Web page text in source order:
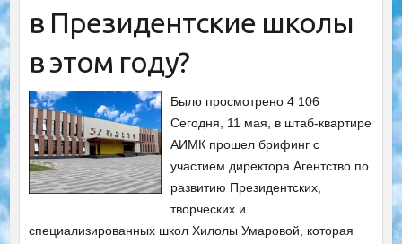
в Президентские школы
в этом году?
Было просмотрено 4 106
Сегодня, 11 мая, в штаб-квартире
АИМК прошел брифинг с
участием директора Агентство по
развитию Президентских,
творческих и
специализированных школ Хилолы Умаровой, которая